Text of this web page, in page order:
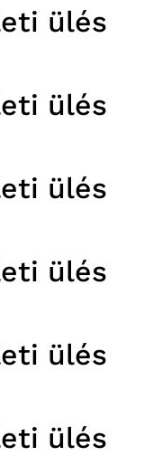
ülés
ülés
ülés
ülés
ülés
ülés